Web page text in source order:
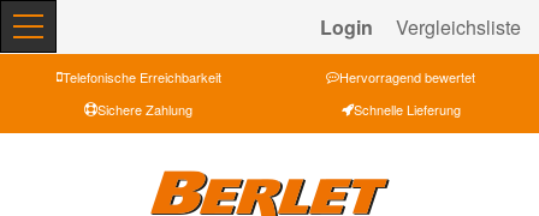
Login Vergleichsliste
Telefonische Erreichbarkeit
Hervorragend bewertet
Sichere Zahlung
Schnelle Lieferung